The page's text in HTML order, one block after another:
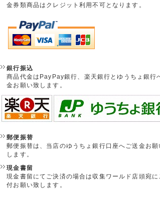
金券類商品はクレジット利用不可となります。
銀行振込
商品代金はPayPay銀行、楽天銀行とゆうちょ銀行
金お願い致します。
郵便振替
郵便振替は、当店のゆうちょ銀行口座へご送金お願
します。
現金書留
現金書留にてご決済の場合は収集ワールド店頭宛に
付お願い致します。